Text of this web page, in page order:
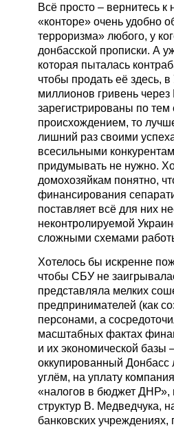
Всё просто – вернитесь к
«конторе» очень удобно
терроризма» любого, у
донбасской прописки. А
которая пыталась
чтобы продать её здесь,
миллионов гривень
зарегистрированы по
происхождением, то
лишний раз своими
всесильными
придумывать не нужно.
домохозяйкам понятно,
финансирования
поставляет всё для них
неконтролируемой
сложными схемами
Хотелось бы искренне
чтобы СБУ не
представляла мелких
предпринимателей (как
персонами, а
масштабных фактах
и их экономической базы
оккупированный Донбасс
углём, на уплату
«налогов в бюджет ДНР»,
структур В. Медведчука,
банковских